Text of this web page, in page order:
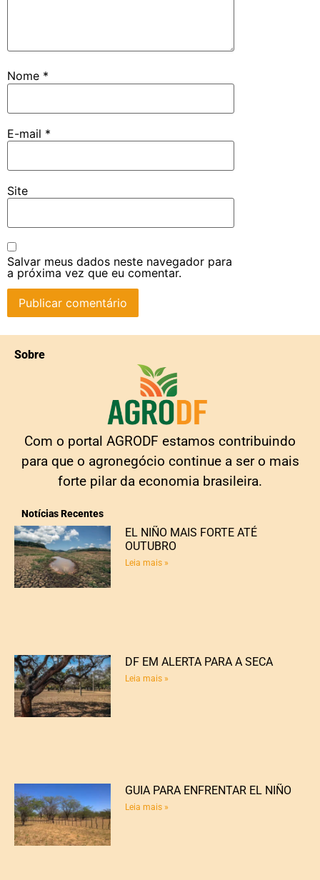
Nome *
E-mail *
Site
Salvar meus dados neste navegador para
a próxima vez que eu comentar.
Sobre
Com o portal AGRODF estamos contribuindo
para que o agronegócio continue a ser o mais
forte pilar da economia brasileira.
Notícias Recentes
EL NIÑO MAIS FORTE ATÉ
OUTUBRO
Leia mais »
DF EM ALERTA PARA A SECA
Leia mais »
GUIA PARA ENFRENTAR EL NIÑO
Leia mais »